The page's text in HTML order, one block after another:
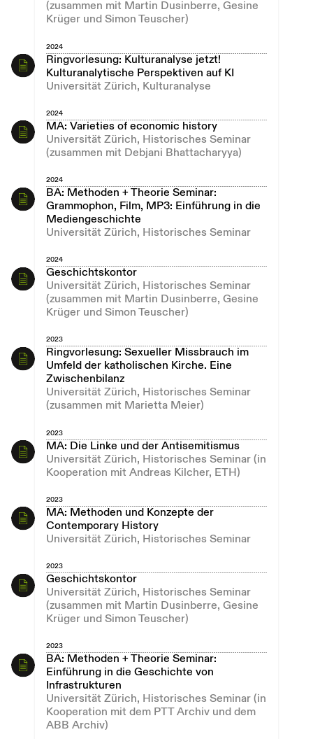
(zusammen mit Martin Dusinberre, Gesine
Krüger und Simon Teuscher)
2024
Ringvorlesung: Kulturanalyse jetzt!
Kulturanalytische Perspektiven auf KI
Universität Zürich, Kulturanalyse
2024
MA: Varieties of economic history
Universität Zürich, Historisches Seminar
(zusammen mit Debjani Bhattacharyya)
2024
BA: Methoden + Theorie Seminar:
Grammophon, Film, MP3: Einführung in die
Mediengeschichte
Universität Zürich, Historisches Seminar
2024
Geschichtskontor
Universität Zürich, Historisches Seminar
(zusammen mit Martin Dusinberre, Gesine
Krüger und Simon Teuscher)
2023
Ringvorlesung: Sexueller Missbrauch im
Umfeld der katholischen Kirche. Eine
Zwischenbilanz
Universität Zürich, Historisches Seminar
(zusammen mit Marietta Meier)
2023
MA: Die Linke und der Antisemitismus
Universität Zürich, Historisches Seminar (in
Kooperation mit Andreas Kilcher, ETH)
2023
MA: Methoden und Konzepte der
Contemporary History
Universität Zürich, Historisches Seminar
2023
Geschichtskontor
Universität Zürich, Historisches Seminar
(zusammen mit Martin Dusinberre, Gesine
Krüger und Simon Teuscher)
2023
BA: Methoden + Theorie Seminar:
Einführung in die Geschichte von
Infrastrukturen
Universität Zürich, Historisches Seminar (in
Kooperation mit dem PTT Archiv und dem
ABB Archiv)